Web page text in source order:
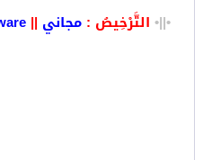
•||• التَّرْخِيصُ : مجاني ||